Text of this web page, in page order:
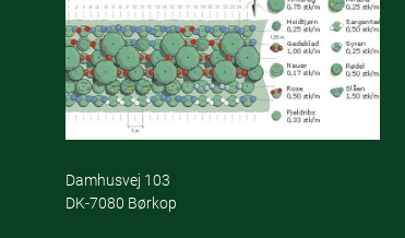
Damhusvej 103
DK-7080 Børkop